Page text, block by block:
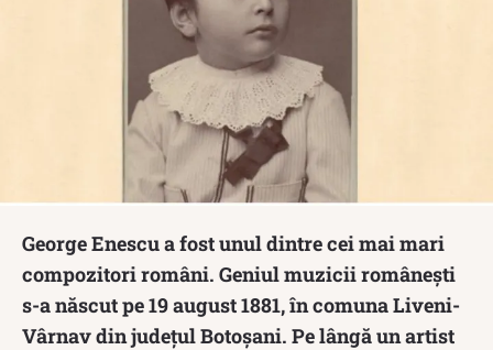
George Enescu a fost unul dintre cei mai mari
compozitori români. Geniul muzicii românești
s-a născut pe 19 august 1881, în comuna Liveni-
Vârnav din județul Botoșani. Pe lângă un artist